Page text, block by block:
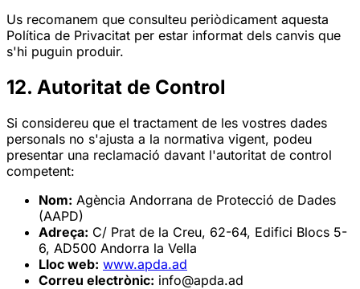
Us recomanem que consulteu periòdicament aquesta
Política de Privacitat per estar informat dels canvis que
s'hi puguin produir.
12. Autoritat de Control
Si considereu que el tractament de les vostres dades
personals no s'ajusta a la normativa vigent, podeu
presentar una reclamació davant l'autoritat de control
competent:
Nom: Agència Andorrana de Protecció de Dades
(AAPD)
Adreça: C/ Prat de la Creu, 62-64, Edifici Blocs 5-
6, AD500 Andorra la Vella
Lloc web: www.apda.ad
Correu electrònic: info@apda.ad